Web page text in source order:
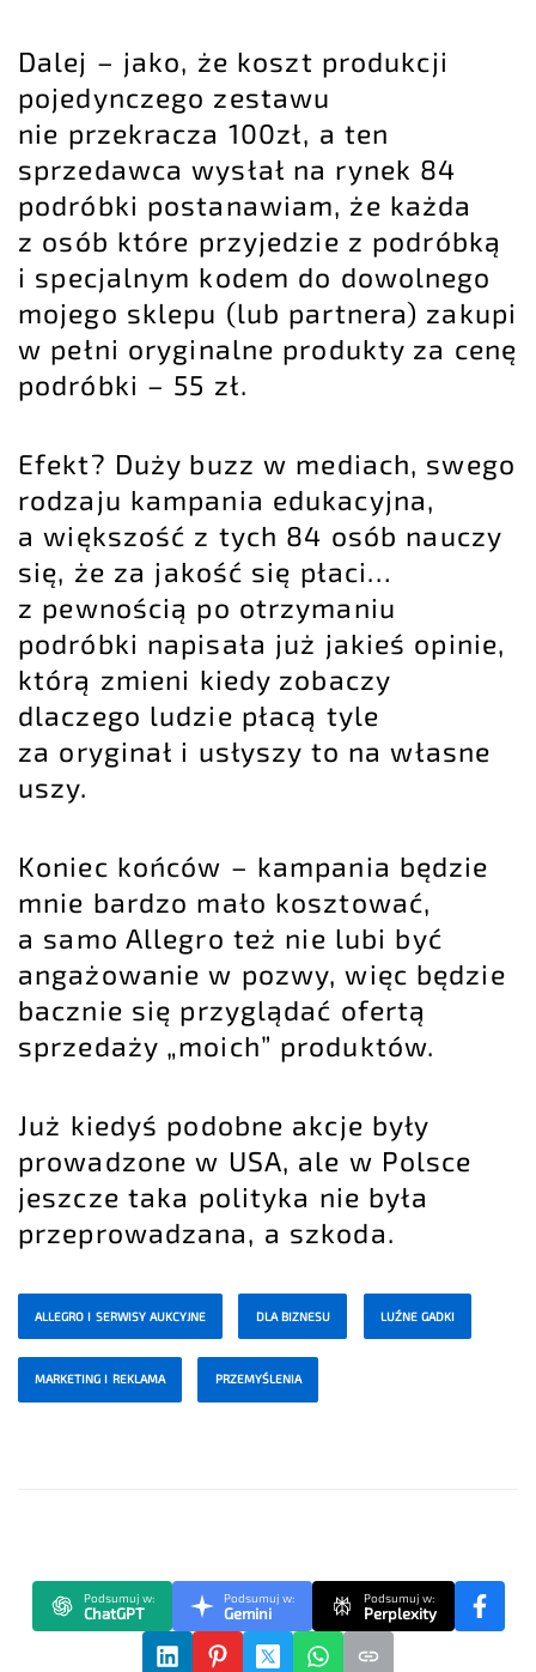
Dalej – jako, że koszt produkcji
pojedynczego zestawu
nie przekracza 100zł, a ten
sprzedawca wysłał na rynek 84
podróbki postanawiam, że każda
z osób które przyjedzie z podróbką
i specjalnym kodem do dowolnego
mojego sklepu (lub partnera) zakupi
w pełni oryginalne produkty za cenę
podróbki – 55 zł.
Efekt? Duży buzz w mediach, swego
rodzaju kampania edukacyjna,
a większość z tych 84 osób nauczy
się, że za jakość się płaci…
z pewnością po otrzymaniu
podróbki napisała już jakieś opinie,
którą zmieni kiedy zobaczy
dlaczego ludzie płacą tyle
za oryginał i usłyszy to na własne
uszy.
Koniec końców – kampania będzie
mnie bardzo mało kosztować,
a samo Allegro też nie lubi być
angażowanie w pozwy, więc będzie
bacznie się przyglądać ofertą
sprzedaży „moich” produktów.
Już kiedyś podobne akcje były
prowadzone w USA, ale w Polsce
jeszcze taka polityka nie była
przeprowadzana, a szkoda.
ALLEGRO I SERWISY AUKCYJNE DLA BIZNESU LUŹNE GADKI
MARKETING I REKLAMA PRZEMYŚLENIA
Podsumuj w:
ChatGPT
Podsumuj w:
Gemini
Podsumuj w:
Perplexity